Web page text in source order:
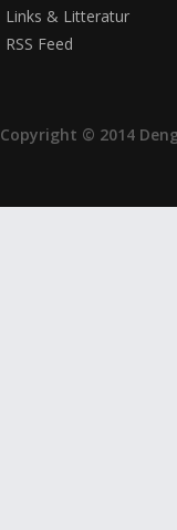
Links & Litteratur
RSS Feed
Copyright © 2014